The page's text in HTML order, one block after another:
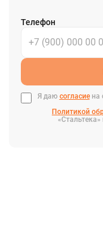
Телефон
Я даю согласиена
Политикой
«Стальтека»